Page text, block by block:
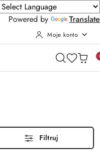
Powered by
Translate
Moje konto
Filtruj